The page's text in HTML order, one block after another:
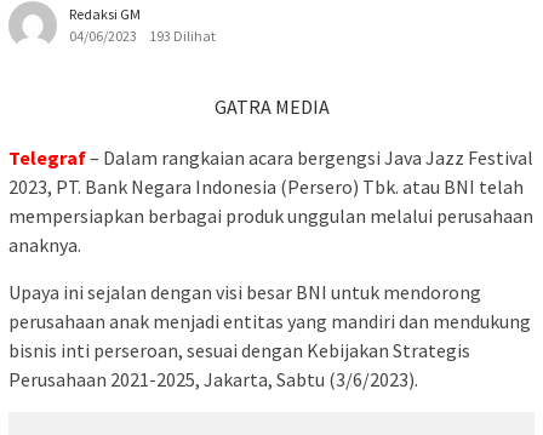
Redaksi GM
04/06/2023
193 Dilihat
GATRA MEDIA
Telegraf– Dalam rangkaian acara bergengsi Java Jazz Festival
2023, PT. Bank Negara Indonesia (Persero) Tbk. atau BNI telah
mempersiapkan berbagai produk unggulan melalui perusahaan
anaknya.
Upaya ini sejalan dengan visi besar BNI untuk mendorong
perusahaan anak menjadi entitas yang mandiri dan mendukung
bisnis inti perseroan, sesuai dengan Kebijakan Strategis
Perusahaan 2021-2025, Jakarta, Sabtu (3/6/2023).